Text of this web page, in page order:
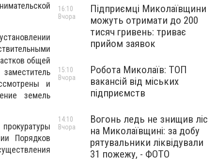
общей
заместитель
и
земель
Порядков
Підприємці Миколаївщини
можуть отримати до 200
тисяч гривень: триває
прийом заявок
16:10
Вчора
Робота Миколаїв: ТОП
вакансій від міських
підприємств
15:10
Вчора
Вогонь ледь не знищив ліс
на Миколаївщині: за добу
рятувальники ліквідували
31 пожежу, - ФОТО
14:10
Вчора